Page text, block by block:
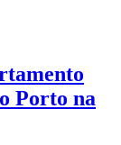
Porto na